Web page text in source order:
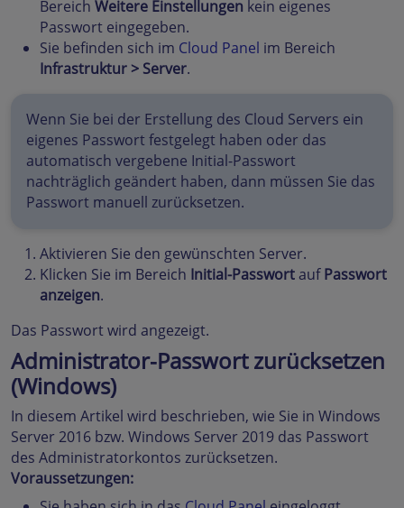
Bereich Weitere Einstellungen kein eigenes
Passwort eingegeben.
Sie befinden sich im Cloud Panel im Bereich
Infrastruktur > Server.
Wenn Sie bei der Erstellung des Cloud Servers ein
eigenes Passwort festgelegt haben oder das
automatisch vergebene Initial-Passwort
nachträglich geändert haben, dann müssen Sie das
Passwort manuell zurücksetzen.
Aktivieren Sie den gewünschten Server.
Klicken Sie im Bereich Initial-Passwort aufPasswort
anzeigen.
Das Passwort wird angezeigt.
Administrator-Passwort zurücksetzen
(Windows)
In diesem Artikel wird beschrieben, wie Sie in Windows
Server 2016 bzw. Windows Server 2019 das Passwort
des Administratorkontos zurücksetzen.
Voraussetzungen: